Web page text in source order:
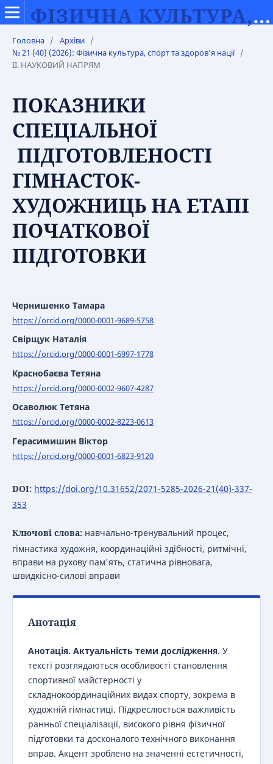
ФІЗИЧНА КУЛЬТУРА, СПОРТ ТА ЗДОРОВ’Я НАЦІЇ
Головна / Архіви /
№ 21 (40) (2026): Фізична культура, спорт та здоров’я нації /
IІ. НАУКОВИЙ НАПРЯМ
ПОКАЗНИКИ
СПЕЦІАЛЬНОЇ
ПІДГОТОВЛЕНОСТІ
ГІМНАСТОК-
ХУДОЖНИЦЬ НА ЕТАПІ
ПОЧАТКОВОЇ
ПІДГОТОВКИ
Чернишенко Тамара
https://orcid.org/0000-0001-9689-5758
Свірщук Наталія
https://orcid.org/0000-0001-6997-1778
Краснобаєва Тетяна
https://orcid.org/0000-0002-9607-4287
Осаволюк Тетяна
https://orcid.org/0000-0002-8223-0613
Герасимишин Віктор
https://orcid.org/0000-0001-6823-9120
DOI: https://doi.org/10.31652/2071-5285-2026-21(40)-337-
353
Ключові слова: навчально-тренувальний процес,
гімнастика художня, координаційні здібності, ритмічні,
вправи на рухову пам'ять, статична рівновага,
швидкісно-силові вправи
Анотація
Анотація. Актуальність теми дослідження. У
тексті розглядаються особливості становлення
спортивної майстерності у
складнокоординаційних видах спорту, зокрема в
художній гімнастиці. Підкреслюється важливість
ранньої спеціалізації, високого рівня фізичної
підготовки та досконалого технічного виконання
вправ. Акцент зроблено на значенні естетичності,